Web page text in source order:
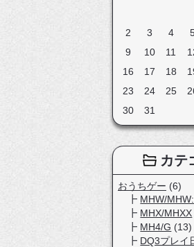
2
3 4
9
10 11
16
17 18
23
24 25
30
31
カテ
おうちゲー (6)
MHW/
MHX/MHXX
MH4/G (13)
DQ3プレイ